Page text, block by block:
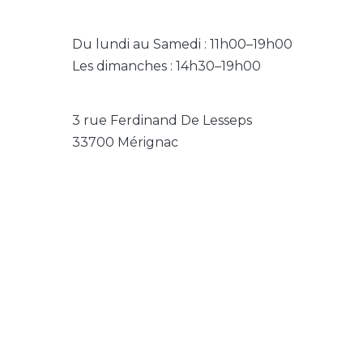
Du lundi au Samedi : 11h00–19h00
Les dimanches : 14h30–19h00
3 rue Ferdinand De Lesseps
33700 Mérignac